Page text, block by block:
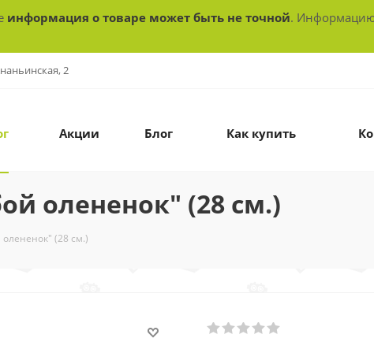
информация о товаре может быть не точной.
2
Акции Блог Как купить
олененок" (28 см.)
(28 см.)